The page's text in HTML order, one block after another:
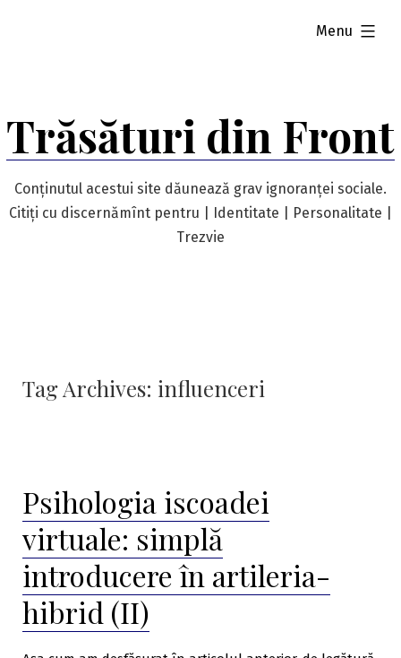
Trăsături din Front
Conținutul acestui site dăunează grav ignoranței sociale.
Citiți cu discernămînt pentru | Identitate | Personalitate |
Trezvie
Menu
expanded
Tag Archives: influenceri
Psihologia iscoadei
virtuale: simplă
introducere în artileria-
hibrid (II)